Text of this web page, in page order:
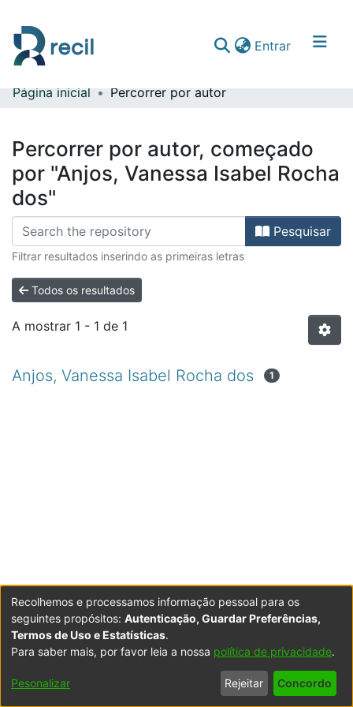
Entrar(current)
Comunidades & Coleções
Página inicial Percorrer por autor
Percorrer por autor, começado
por "Anjos, Vanessa Isabel Rocha
dos"
Pesquisar
Filtrar resultados inserindo as primeiras letras
Todos os resultados
A mostrar 1 - 1 de 1
Anjos, Vanessa Isabel Rocha dos 1
Powered by DSpace Copyright © 2003-2026LYRASIS
Configurações
Política de
Privacidade
Termos
de Uso
Contacte-
nos
Recolhemos e processamos informação pessoal para os
seguintes propósitos: Autenticação, Guardar Preferências,
Termos de Uso e Estatísticas.
Para saber mais, por favor leia a nossa política de privacidade.
Pesonalizar Rejeitar Concordo